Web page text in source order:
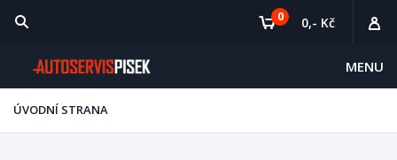
MENU
0 0,- Kč
ÚVODNÍ STRANA